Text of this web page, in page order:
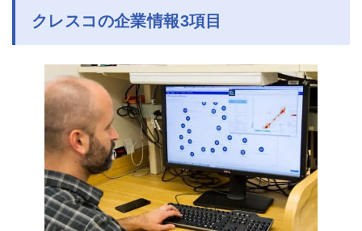
クレスコの企業情報3項目